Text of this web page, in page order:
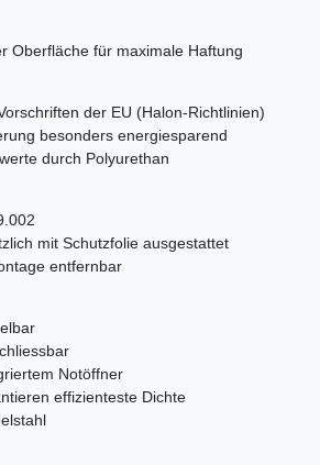
Oberfläche für maximale Haftung
der EU (Halon-Richtlinien)
besonders energiesparend
durch Polyurethan
mit Schutzfolie ausgestattet
entfernbar
Notöffner
effizienteste Dichte